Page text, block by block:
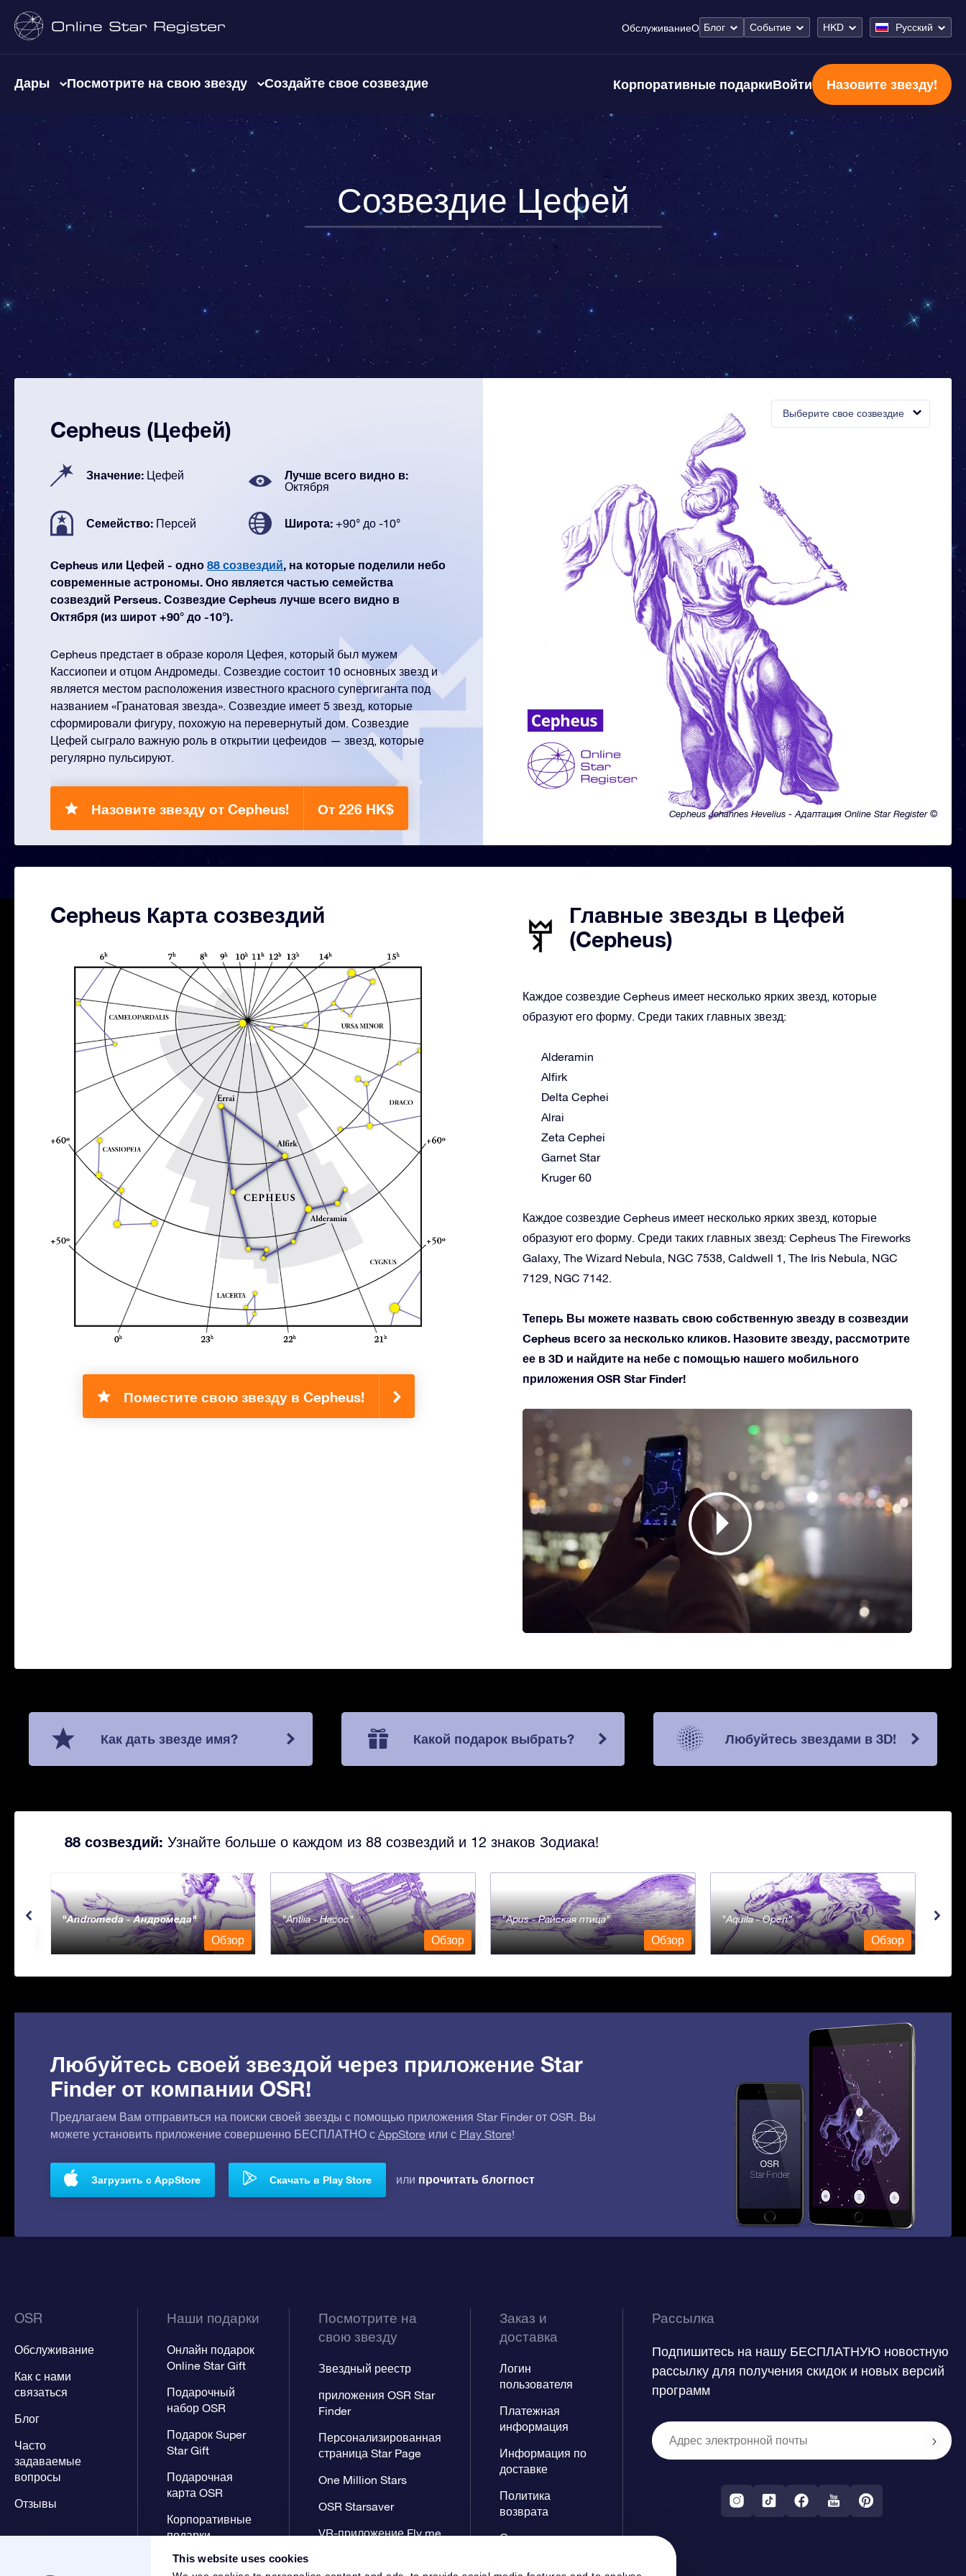
This website uses cookies
ОбслуживаниеО Блог Событие HKD Русский
Дары Посмотрите на свою звезду Создайте свое созвездие Корпоративные подаркиВойти Назовите звезду!
Созвездие Цефей
Выберите свое созвездие
Cepheus Johannes Hevelius - Адаптация Online Star Register ©
Cepheus (Цефей)
Значение: Цефей Лучше всего видно в:
Октября
Семейство: Персей Широта: +90° до -10°
Cepheus или Цефей - одно 88 созвездий, на которые поделили небо
современные астрономы. Оно является частью семейства
созвездий Perseus. Созвездие Cepheus лучше всего видно в
Октября (из широт +90° до -10°).
Cepheus предстает в образе короля Цефея, который был мужем
Кассиопеи и отцом Андромеды. Созвездие состоит 10 основных звезд и
является местом расположения известного красного супергиганта под
названием «Гранатовая звезда». Созвездие имеет 5 звезд, которые
сформировали фигуру, похожую на перевернутый дом. Созвездие
Цефей сыграло важную роль в открытии цефеидов — звезд, которые
регулярно пульсируют.
Назовите звезду от Cepheus! От 226 HK$
Cepheus Карта созвездий
Поместите свою звезду в Cepheus!
Главные звезды в Цефей
(Cepheus)
Каждое созвездие Cepheus имеет несколько ярких звезд, которые
образуют его форму. Среди таких главных звезд:
Alderamin
Alfirk
Delta Cephei
Alrai
Zeta Cephei
Garnet Star
Kruger 60
Каждое созвездие Cepheus имеет несколько ярких звезд, которые
образуют его форму. Среди таких главных звезд: Cepheus The Fireworks
Galaxy, The Wizard Nebula, NGC 7538, Caldwell 1, The Iris Nebula, NGC
7129, NGC 7142.
Теперь Вы можете назвать свою собственную звезду в созвездии
Cepheus всего за несколько кликов. Назовите звезду, рассмотрите
ее в 3D и найдите на небе с помощью нашего мобильного
приложения OSR Star Finder!
Как дать звезде имя? Какой подарок выбрать? Любуйтесь звездами в 3D!
88 созвездий: Узнайте больше о каждом из 88 созвездий и 12 знаков Зодиака!
Andromeda - Андромеда
Обзор
Antlia - Насос
Обзор
Apus - Райская птица
Обзор
Aquila - Орел
Обзор
Любуйтесь своей звездой через приложение Star
Finder от компании OSR!
Предлагаем Вам отправиться на поиски своей звезды с помощью приложения Star Finder от OSR. Вы
можете установить приложение совершенно БЕСПЛАТНО с AppStore или с Play Store!
Загрузить с AppStore Скачать в Play Store или прочитать блогпост
OSR
Обслуживание
Как с нами
связаться
Блог
Часто
задаваемые
вопросы
Отзывы
Наши подарки
Онлайн подарок
Online Star Gift
Подарочный
набор OSR
Подарок Super
Star Gift
Подарочная
карта OSR
Корпоративные
подарки
Посмотрите на
свою звезду
Звездный реестр
приложения OSR Star
Finder
Персонализированная
страница Star Page
One Million Stars
OSR Starsaver
VR-приложение Fly me
Заказ и
доставка
Логин
пользователя
Платежная
информация
Информация по
доставке
Политика
возврата
Созвездиях
Рассылка
Подпишитесь на нашу БЕСПЛАТНУЮ новостную
рассылку для получения скидок и новых версий
программ